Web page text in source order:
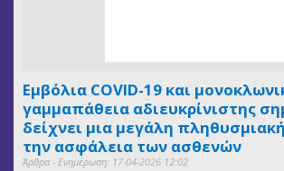
Εμβόλια COVID-19 και
γαμμαπάθεια αδιευκρίνιστης
δείχνει μια μεγάλη
την ασφάλεια των ασθενών
Άρθρα - Ενημέρωση: 17-04-2026 12:02